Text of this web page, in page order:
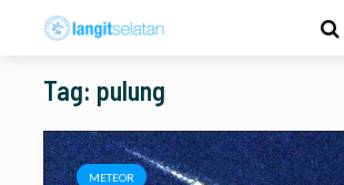
Tag: pulung
METEOR